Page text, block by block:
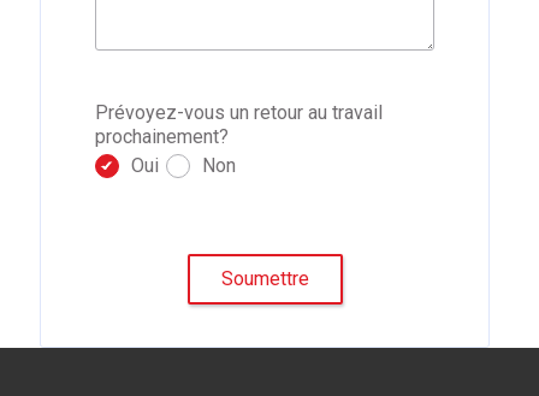
Prévoyez-vous un retour au travail
prochainement?
Oui
Non
Soumettre